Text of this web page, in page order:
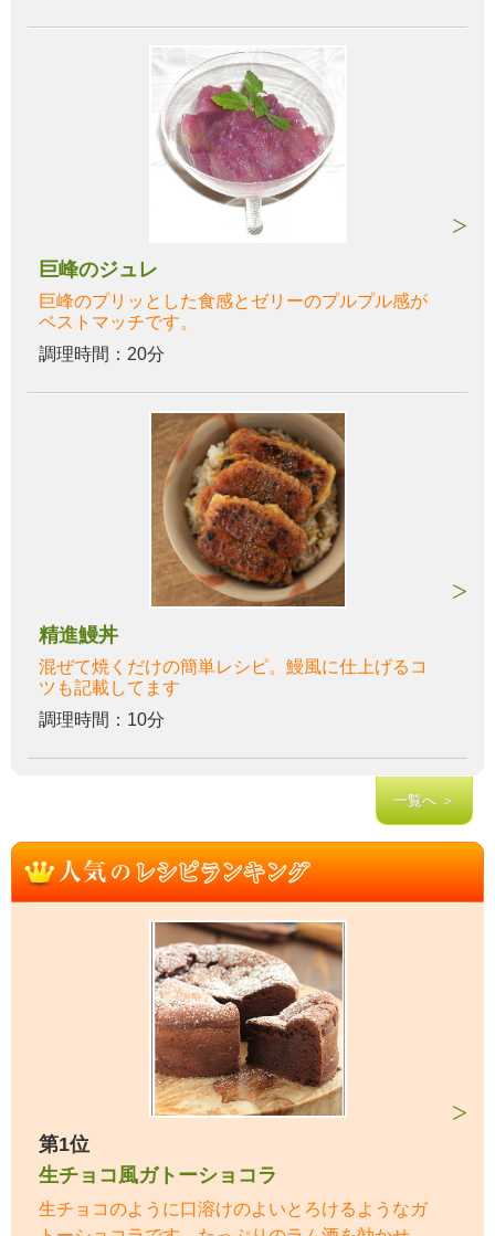
巨峰のジュレ
巨峰のプリッとした食感とゼリーのプルプル感が
ベストマッチです。
調理時間：20分
精進鰻丼
混ぜて焼くだけの簡単レシピ。鰻風に仕上げるコ
ツも記載してます
調理時間：10分
一覧へ ＞
第1位
生チョコ風ガトーショコラ
生チョコのように口溶けのよいとろけるようなガ